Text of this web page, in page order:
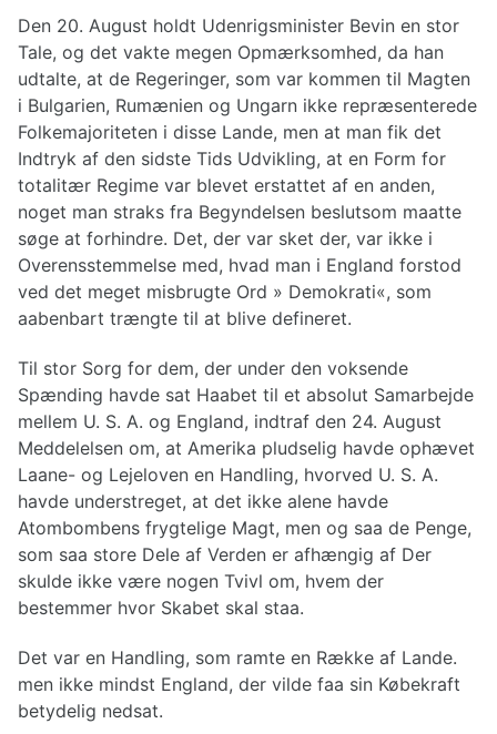
Den 20. August holdt Udenrigsminister Bevin en stor
Tale, og det vakte megen Opmærksomhed, da han
udtalte, at de Regeringer, som var kommen til Magten
i Bulgarien, Rumænien og Ungarn ikke repræsenterede
Folkemajoriteten i disse Lande, men at man fik det
Indtryk af den sidste Tids Udvikling, at en Form for
totalitær Regime var blevet erstattet af en anden,
noget man straks fra Begyndelsen beslutsom maatte
søge at forhindre. Det, der var sket der, var ikke i
Overensstemmelse med, hvad man i England forstod
ved det meget misbrugte Ord » Demokrati«, som
aabenbart trængte til at blive defineret.
Til stor Sorg for dem, der under den voksende
Spænding havde sat Haabet til et absolut Samarbejde
mellem U. S. A. og England, indtraf den 24. August
Meddelelsen om, at Amerika pludselig havde ophævet
Laane- og Lejeloven en Handling, hvorved U. S. A.
havde understreget, at det ikke alene havde
Atombombens frygtelige Magt, men og saa de Penge,
som saa store Dele af Verden er afhængig af Der
skulde ikke være nogen Tvivl om, hvem der
bestemmer hvor Skabet skal staa.
Det var en Handling, som ramte en Række af Lande.
men ikke mindst England, der vilde faa sin Købekraft
betydelig nedsat.